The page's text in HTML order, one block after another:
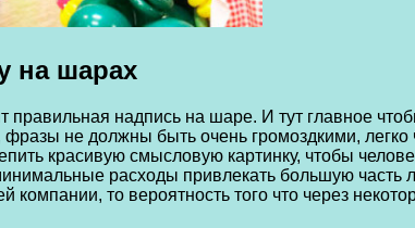
на шарах
надпись на шаре. И тут главное
не должны быть очень громоздкими,
красивую смысловую картинку, чтобы
расходы привлекать большую часть
то вероятность того что через